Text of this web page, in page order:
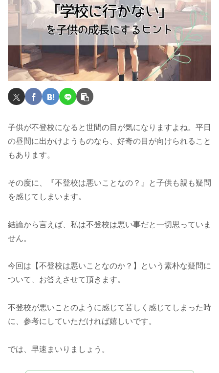
子供が不登校になると世間の目が気になりますよね。平日
の昼間に出かけようものなら、好奇の目が向けられること
もあります。
その度に、『不登校は悪いことなの？』と子供も親も疑問
を感じてしまいます。
結論から言えば、私は不登校は悪い事だと一切思っていま
せん。
今回は【不登校は悪いことなのか？】という素朴な疑問に
ついて、お答えさせて頂きます。
不登校が悪いことのように感じて苦しく感じてしまった時
に、参考にしていただければ嬉しいです。
では、早速まいりましょう。